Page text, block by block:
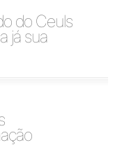
do Ceuls
já sua